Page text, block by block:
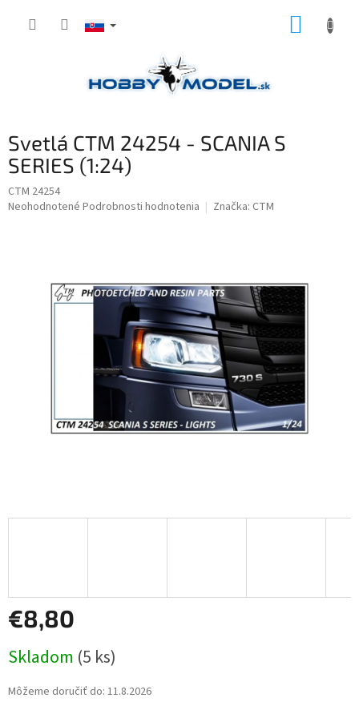
Svetlá CTM 24254 - SCANIA S
SERIES (1:24)
CTM 24254
Priemerné
Neohodnotené Podrobnosti hodnotenia Značka: CTM
€8,80
cena:
Skladom (5 ks)
Môžeme doručiť do: 11.8.2026